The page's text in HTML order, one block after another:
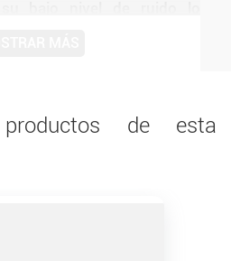
de esta